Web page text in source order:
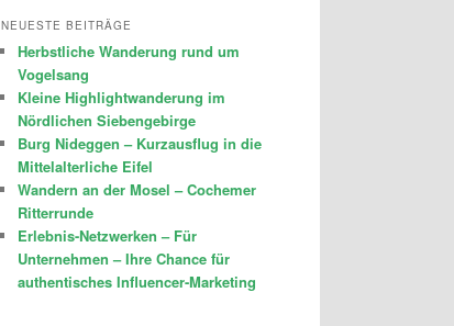
NEUESTE BEITRÄGE
Herbstliche Wanderung rund um
Vogelsang
Kleine Highlightwanderung im
Nördlichen Siebengebirge
Burg Nideggen – Kurzausflug in die
Mittelalterliche Eifel
Wandern an der Mosel – Cochemer
Ritterrunde
Erlebnis-Netzwerken – Für
Unternehmen – Ihre Chance für
authentisches Influencer-Marketing